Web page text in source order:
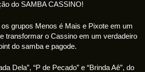
do SAMBA CASSINO!
grupos Menos é Mais e Pixote em um
transformar o Cassino em um verdadeiro
do samba e pagode.
Dela”, “P de Pecado” e “Brinda Aê”, do